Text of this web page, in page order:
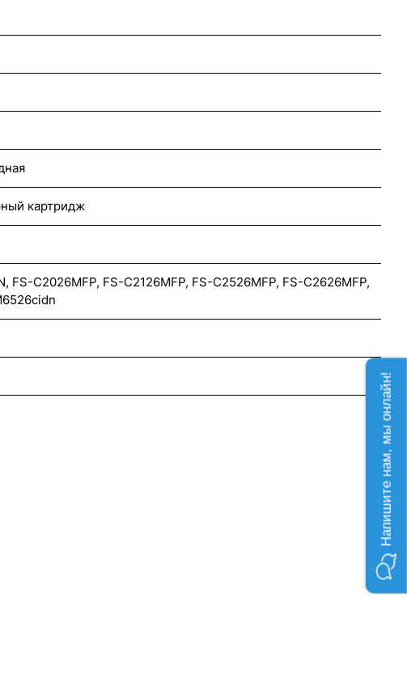
картридж
FS-C2026MFP, FS-C2126MFP, FS-C2526MFP, FS-C2626MFP,
Напишите нам, мы онлайн!